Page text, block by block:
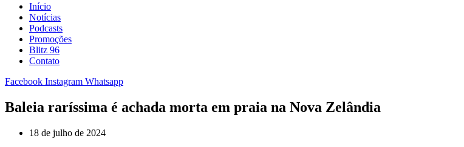
Início
Notícias
Podcasts
Promoções
Blitz 96
Contato
Facebook Instagram Whatsapp
Baleia raríssima é achada morta em praia na Nova Zelândia
18 de julho de 2024